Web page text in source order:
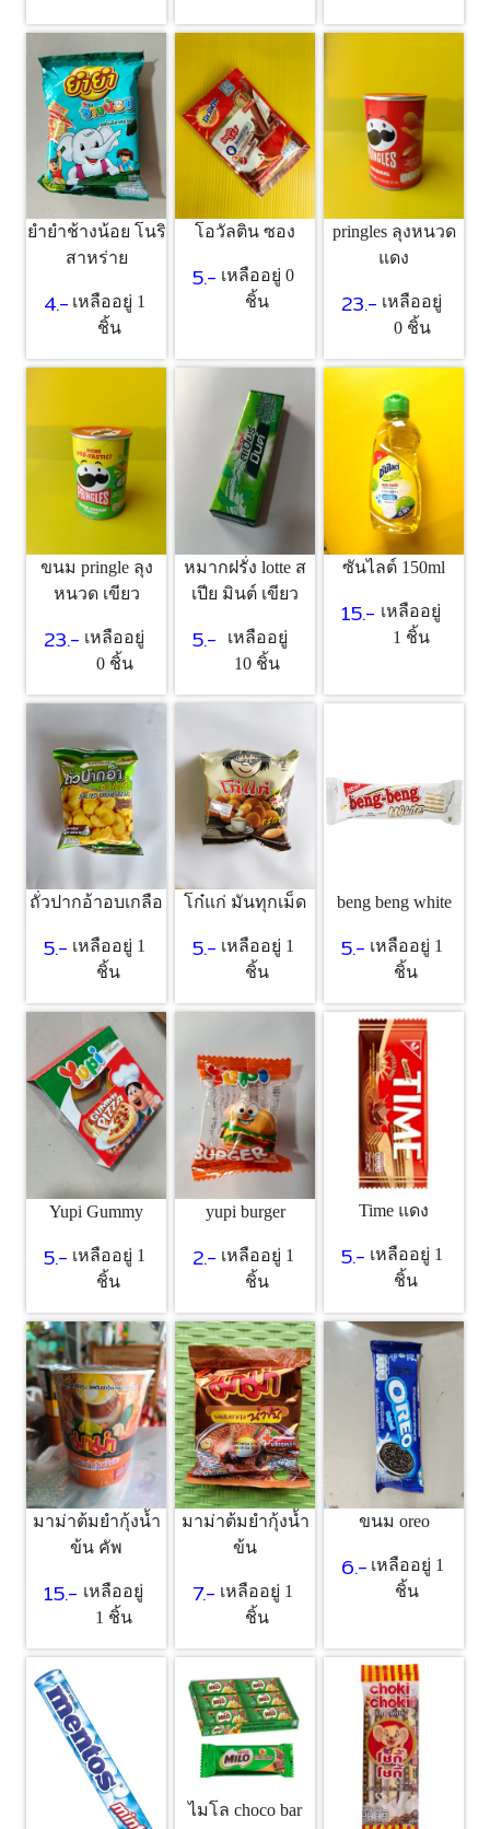
ยำยำช้างน้อย โนริ
สาหร่าย
4.- เหลืออยู่ 1
ชิ้น
โอวัลติน ซอง
5.- เหลืออยู่ 0
ชิ้น
pringles ลุงหนวด
แดง
23.- เหลืออยู่
0 ชิ้น
ขนม pringle ลุง
หนวด เขียว
23.- เหลืออยู่
0 ชิ้น
หมากฝรั่ง lotte ส
เปีย มินต์ เขียว
5.-
เหลืออยู่
10 ชิ้น
ซันไลต์ 150ml
15.- เหลืออยู่
1 ชิ้น
ถั่วปากอ้าอบเกลือ
5.- เหลืออยู่ 1
ชิ้น
โก๋แก่ มันทุกเม็ด
5.- เหลืออยู่ 1
ชิ้น
beng beng white
5.- เหลืออยู่ 1
ชิ้น
Yupi Gummy
5.- เหลืออยู่ 1
ชิ้น
yupi burger
2.- เหลืออยู่ 1
ชิ้น
Time แดง
5.- เหลืออยู่ 1
ชิ้น
มาม่าต้มยำกุ้งน้ำ
ข้น คัพ
15.- เหลืออยู่
1 ชิ้น
มาม่าต้มยำกุ้งน้ำ
ข้น
7.- เหลืออยู่ 1
ชิ้น
ขนม oreo
6.- เหลืออยู่ 1
ชิ้น
ไมโล choco bar